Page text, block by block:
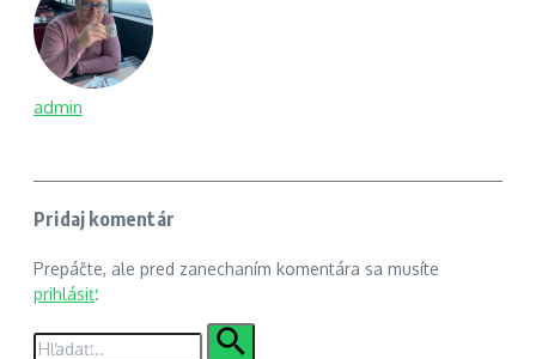
admin
Pridaj komentár
Prepáčte, ale pred zanechaním komentára sa musíte
prihlásiť.
Hľadať: